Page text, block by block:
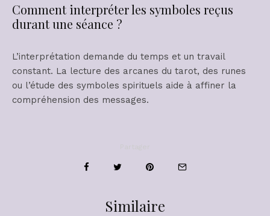
Comment interpréter les symboles reçus
durant une séance ?
L’interprétation demande du temps et un travail
constant. La lecture des arcanes du tarot, des runes
ou l’étude des symboles spirituels aide à affiner la
compréhension des messages.
Similaire